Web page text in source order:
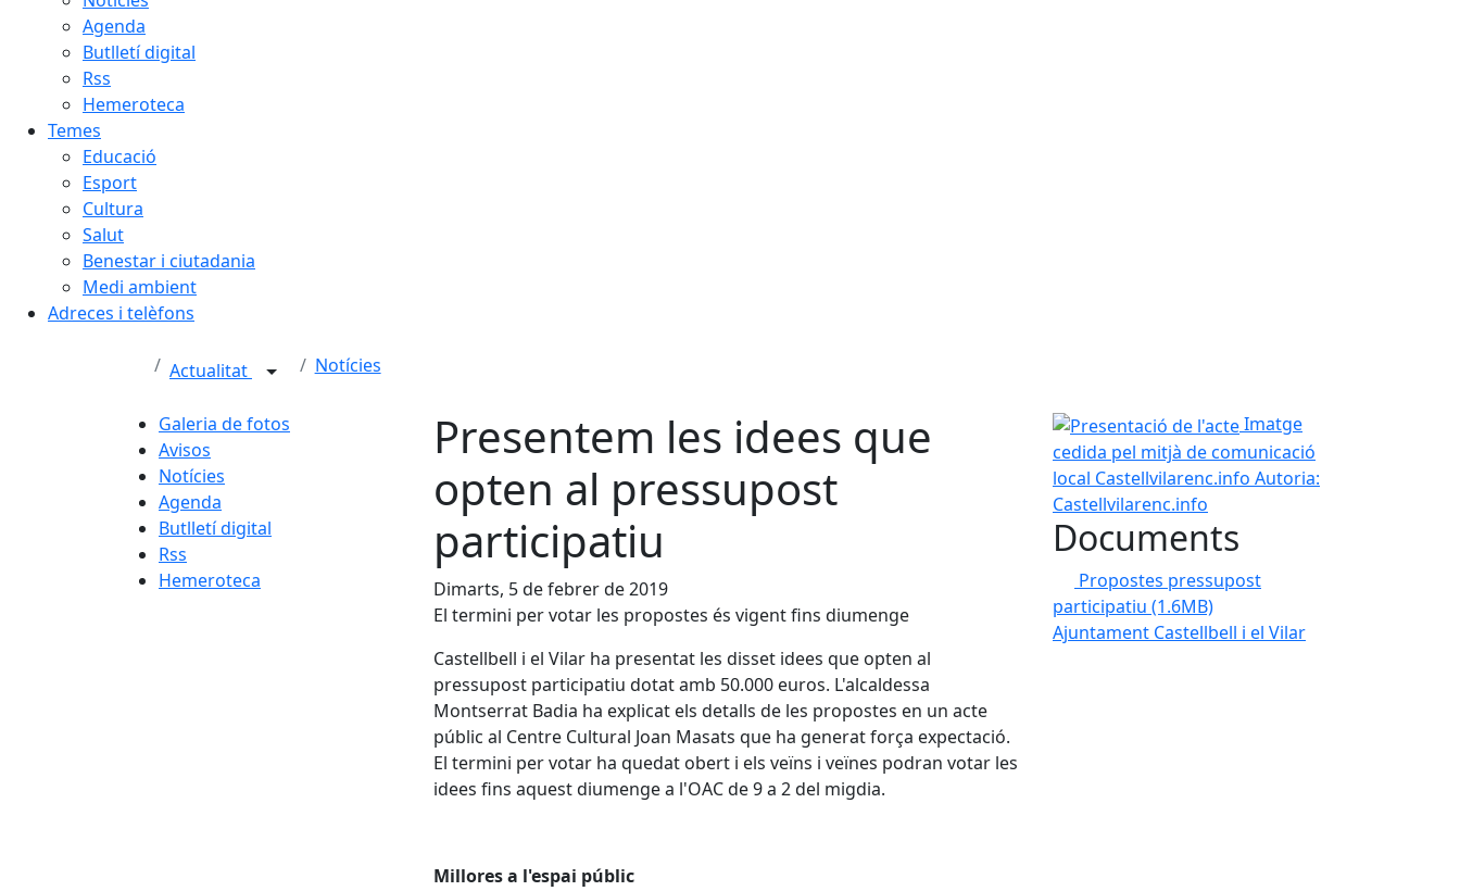
Agenda
Butlletí digital
Rss
Hemeroteca
Temes
Educació
Esport
Cultura
Salut
Benestar i ciutadania
Medi ambient
Adreces i telèfons
Actualitat Notícies
Galeria de fotos
Avisos
Notícies
Agenda
Butlletí digital
Rss
Hemeroteca
Presentem les idees que
opten al pressupost
participatiu
Dimarts, 5 de febrer de 2019
El termini per votar les propostes és vigent fins diumenge
Castellbell i el Vilar ha presentat les disset idees que opten al
pressupost participatiu dotat amb 50.000 euros. L'alcaldessa
Montserrat Badia ha explicat els detalls de les propostes en un acte
públic al Centre Cultural Joan Masats que ha generat força expectació.
El termini per votar ha quedat obert i els veïns i veïnes podran votar les
idees fins aquest diumenge a l'OAC de 9 a 2 del migdia.
Millores a l'espai públic
Presentació de l'acte
Imatge
cedida pel mitjà de comunicació
local Castellvilarenc.info Autoria:
Castellvilarenc.info
Documents
Propostes pressupost
participatiu (1.6MB)
Ajuntament Castellbell i el Vilar